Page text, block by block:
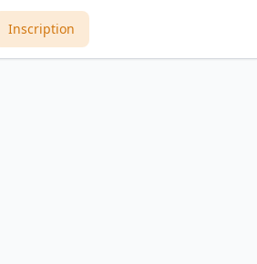
Inscription